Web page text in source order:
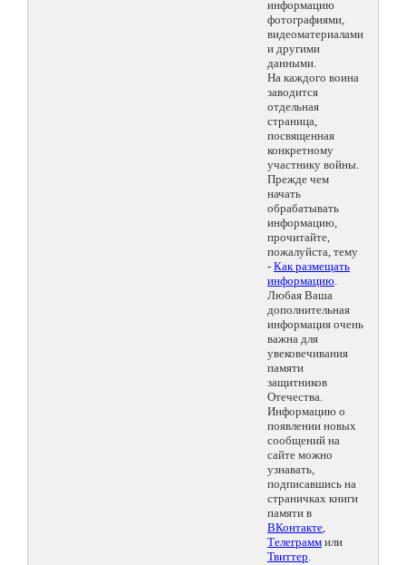
информацию
фотографиями,
видеоматериалами
и другими
данными.
На каждого воина
заводится
отдельная
страница,
посвященная
конкретному
участнику войны.
Прежде чем
начать
обрабатывать
информацию,
прочитайте,
пожалуйста, тему
- Как размещать
информацию.
Любая Ваша
дополнительная
информация очень
важна для
увековечивания
памяти
защитников
Отечества.
Информацию о
появлении новых
сообщений на
сайте можно
узнавать,
подписавшись на
страничках книги
памяти в
ВКонтакте,
Телеграмм или
Твиттер.